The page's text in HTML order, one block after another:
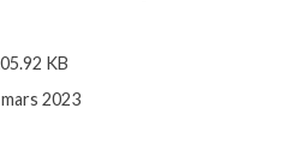
KB
2023